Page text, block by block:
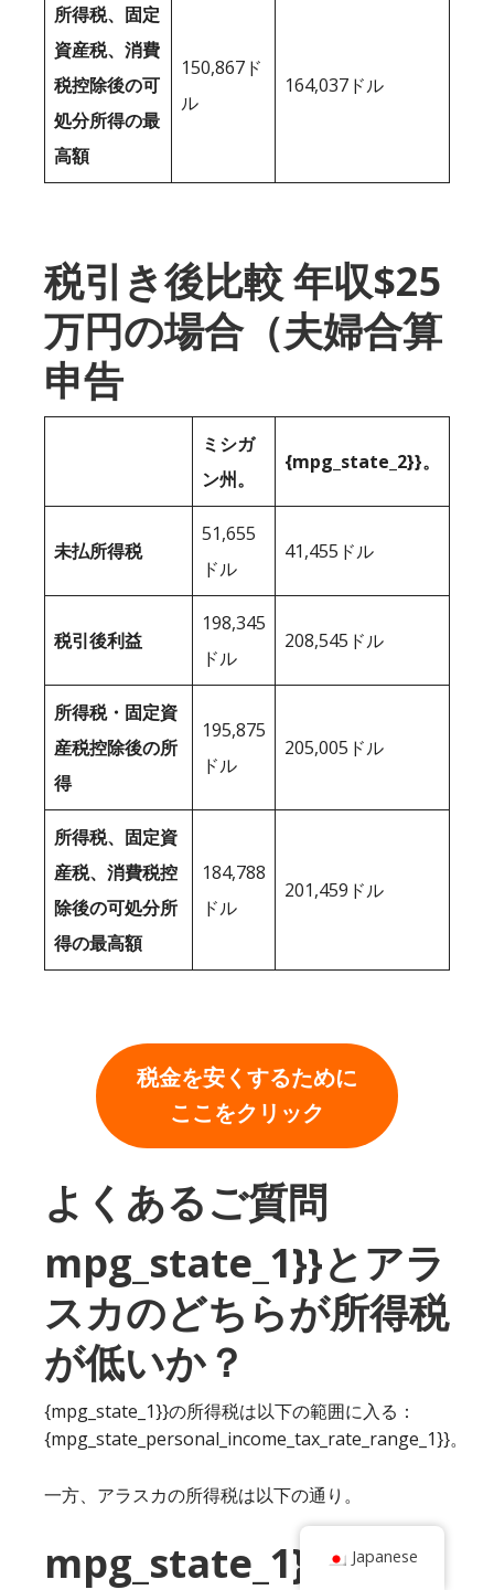
所得税、固定
資産税、消費
税控除後の可
処分所得の最
高額
150,867ド
ル
164,037ドル
税引き後比較 年収$25
万円の場合（夫婦合算
申告
ミシガ
ン州。
{mpg_state_2}}。
未払所得税
51,655
ドル
41,455ドル
税引後利益
198,345
ドル
208,545ドル
所得税・固定資
産税控除後の所
得
195,875
ドル
205,005ドル
所得税、固定資
産税、消費税控
除後の可処分所
得の最高額
184,788
ドル
201,459ドル
税金を安くするために
ここをクリック
よくあるご質問
mpg_state_1}}とアラ
スカのどちらが所得税
が低いか？
{mpg_state_1}}の所得税は以下の範囲に入る：
{mpg_state_personal_income_tax_rate_range_1}}。
一方、アラスカの所得税は以下の通り。
mpg_state_1}}とアラ
Japanese